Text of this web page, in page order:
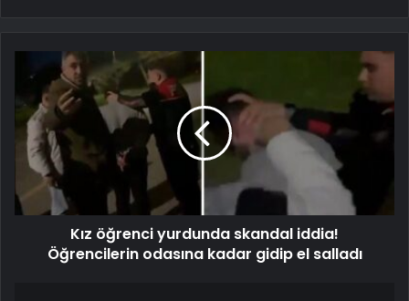
Kız öğrenci yurdunda skandal iddia!
Öğrencilerin odasına kadar gidip el salladı